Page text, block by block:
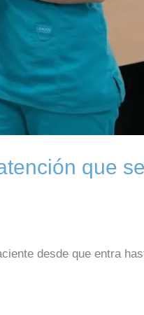
que
desde que entra